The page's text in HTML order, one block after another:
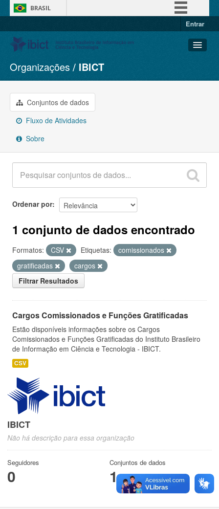
BRASIL
Entrar
Conjuntos de dados
Organizações
Grupos
Sobre
Organizações IBICT
Conjuntos de dados
Fluxo de Atividades
Sobre
Ordenar por
1 conjunto de dados encontrado
Formatos: CSV Etiquetas:
comissionados
gratificadas
cargos
Filtrar Resultados
Cargos Comissionados e Funções Gratificadas
Estão disponíveis informações sobre os Cargos
Comissionados e Funções Gratificadas do Instituto Brasileiro
de Informação em Ciência e Tecnologia - IBICT.
CSV
IBICT
Não há descrição para essa organização
Seguidores
0
Conjuntos de dados
1